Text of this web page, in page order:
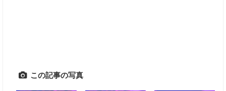
この記事の写真